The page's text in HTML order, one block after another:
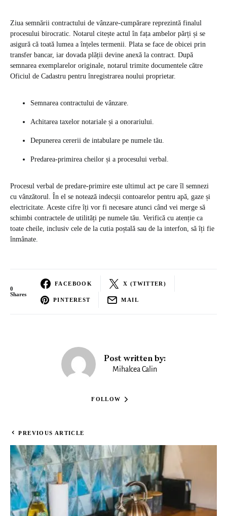
Ziua semnării contractului de vânzare-cumpărare reprezintă finalul
procesului birocratic. Notarul citește actul în fața ambelor părți și se
asigură că toată lumea a înțeles termenii. Plata se face de obicei prin
transfer bancar, iar dovada plății devine anexă la contract. După
semnarea exemplarelor originale, notarul trimite documentele către
Oficiul de Cadastru pentru înregistrarea noului proprietar.
Semnarea contractului de vânzare.
Achitarea taxelor notariale și a onorariului.
Depunerea cererii de intabulare pe numele tău.
Predarea-primirea cheilor și a procesului verbal.
Procesul verbal de predare-primire este ultimul act pe care îl semnezi
cu vânzătorul. În el se notează indecșii contoarelor pentru apă, gaze și
electricitate. Aceste cifre îți vor fi necesare atunci când vei merge să
schimbi contractele de utilități pe numele tău. Verifică cu atenție ca
toate cheile, inclusiv cele de la cutia poștală sau de la interfon, să îți fie
înmânate.
0
Shares
FACEBOOK X (TWITTER)
PINTEREST MAIL
Post written by:
Mihalcea Calin
FOLLOW
PREVIOUS ARTICLE